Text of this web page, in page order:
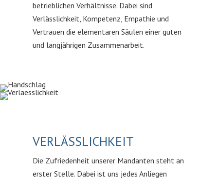
betrieblichen Verhältnisse. Dabei sind
Verlässlichkeit, Kompetenz, Empathie und
Vertrauen die elementaren Säulen einer guten
und langjährigen Zusammenarbeit.
VERLÄSSLICHKEIT
Die Zufriedenheit unserer Mandanten steht an
erster Stelle. Dabei ist uns jedes Anliegen